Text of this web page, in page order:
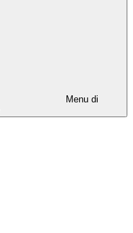
Menu di